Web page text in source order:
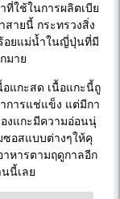
ที่ใช้ในการผลิตเบีย
ายนี้ กระทรวงสิ่ง
อยแม่น้ำในญี่ปุ่นที่มี
มาย
แกะสด เนื้อแกะนี้ถู
การแช่แข็ง แต่มีกา
งแกะมีความอ่อนนุ่
ซอสแบบต่างๆให้คุ
หารตามฤดูกาลอีก
นี้เลย